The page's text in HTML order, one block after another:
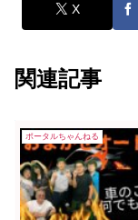
X
関連記事
ポータルちゃんねる